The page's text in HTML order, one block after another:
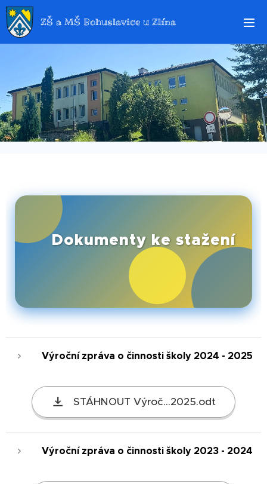
ZŠ a MŠ Bohuslavice u Zlína
📄Dokumenty ke stažení
📥
Výroční zpráva o činnosti školy 2024 - 2025
STÁHNOUT Výroč...2025.odt
Výroční zpráva o činnosti školy 2023 - 2024